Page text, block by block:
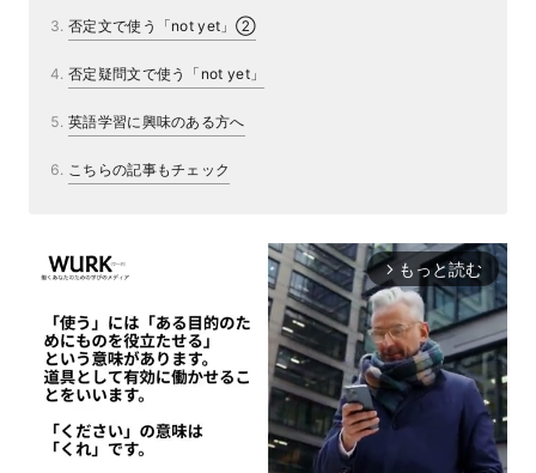
否定文で使う「not yet」②
否定疑問文で使う「not yet」
英語学習に興味のある方へ
こちらの記事もチェック
arrow_forward_ios もっと読む